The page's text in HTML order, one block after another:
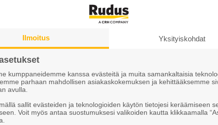
haluat kestävän
joka soveltuu monenlaiseen rakentamiseen.
toteuttaja valitsevat yhdessä oikean betonilaadun
laadunvarmistus on hiottu palvelemaan asiakasta
Ilmoitus Yksityiskohdat
kumppaneidemme kanssa evästeitä ja muita samankaltaisia
parhaan mahdollisen asiakaskokemuksen ja kehittääksemme
avulla.
sallit evästeiden ja teknologioiden käytön tietojesi keräämiseen
Voit myös antaa suostumuksesi valikoiden kautta klikkaamalla